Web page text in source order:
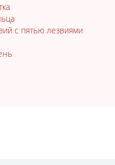
с пятью лезвиями